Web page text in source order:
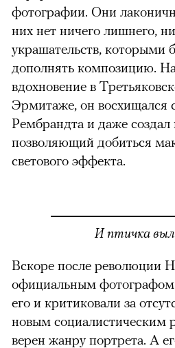
фотографии. Они
них нет ничего лишнего,
украшательств, которыми
дополнять композицию.
вдохновение в
Эрмитаже, он восхищался
Рембрандта и даже создал
позволяющий добиться
светового эффекта.
И птичка
Вскоре после революции
официальным фотографом
его и критиковали за
новым социалистическим
верен жанру портрета. А